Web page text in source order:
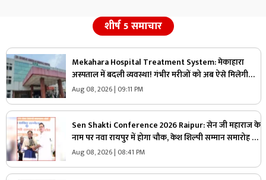
शीर्ष 5 समाचार
Mekahara Hospital Treatment System: मेकाहारा
अस्पताल में बदली व्यवस्था! गंभीर मरीजों को अब ऐसे मिलेगी
इमरजेंसी वार्ड में एंट्री, यहां होगी शुरुआती जांच
Aug 08, 2026 | 09:11 PM
Sen Shakti Conference 2026 Raipur: सेन जी महाराज के
नाम पर नवा रायपुर में होगा चौक, केश शिल्पी सम्मान समारोह में
सीएम साय ने किया ऐलान, सामुदायिक भवन के लिए इतने लाख
Aug 08, 2026 | 08:41 PM